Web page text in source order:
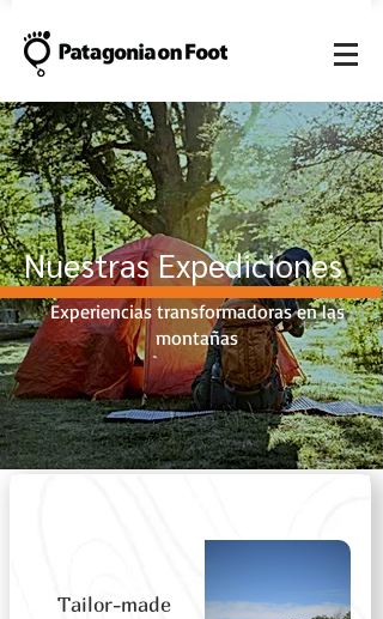
Nuestras Expediciones
Experiencias transformadoras en las
montañas
Tailor-made